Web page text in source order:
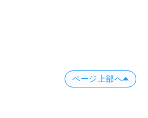
ページ上部へ